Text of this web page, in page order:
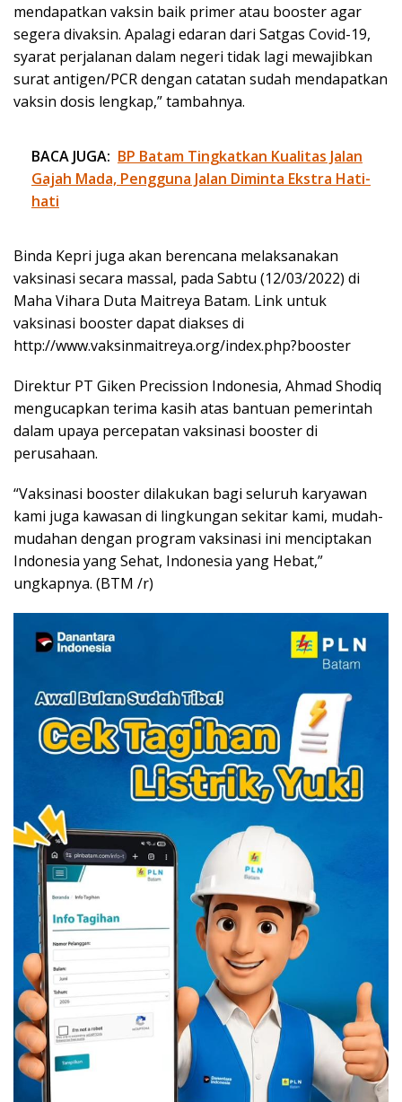
mendapatkan vaksin baik primer atau booster agar
segera divaksin. Apalagi edaran dari Satgas Covid-19,
syarat perjalanan dalam negeri tidak lagi mewajibkan
surat antigen/PCR dengan catatan sudah mendapatkan
vaksin dosis lengkap,” tambahnya.
BACA JUGA: BP Batam Tingkatkan Kualitas Jalan
Gajah Mada, Pengguna Jalan Diminta Ekstra Hati-
hati
Binda Kepri juga akan berencana melaksanakan
vaksinasi secara massal, pada Sabtu (12/03/2022) di
Maha Vihara Duta Maitreya Batam. Link untuk
vaksinasi booster dapat diakses di
http://www.vaksinmaitreya.org/index.php?booster
Direktur PT Giken Precission Indonesia, Ahmad Shodiq
mengucapkan terima kasih atas bantuan pemerintah
dalam upaya percepatan vaksinasi booster di
perusahaan.
“Vaksinasi booster dilakukan bagi seluruh karyawan
kami juga kawasan di lingkungan sekitar kami, mudah-
mudahan dengan program vaksinasi ini menciptakan
Indonesia yang Sehat, Indonesia yang Hebat,”
ungkapnya. (BTM /r)